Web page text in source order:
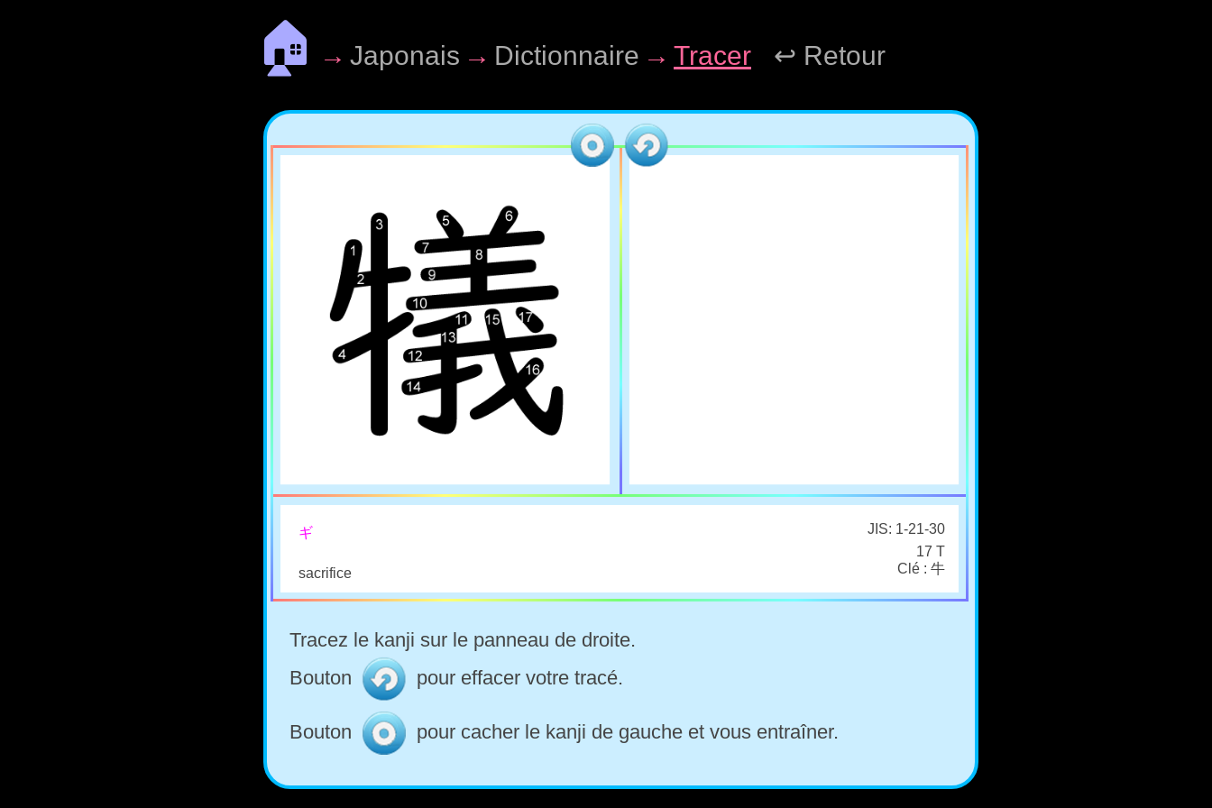
🏠 → Japonais → Dictionnaire → Tracer ↩ Retour
ギ
JIS: 1-21-30
17 T
sacrifice
Clé : 牛
Tracez le kanji sur le panneau de droite.
Bouton
pour effacer votre tracé.
Bouton pour cacher le kanji de gauche et vous entraîner.